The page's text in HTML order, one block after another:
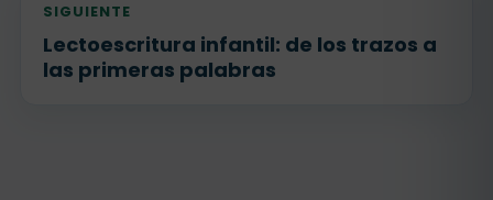
SIGUIENTE
Lectoescritura infantil: de los trazos a
las primeras palabras